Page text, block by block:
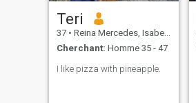
Teri
37 • Reina Mercedes, Isabela, Philippines
Cherchant: Homme 35 - 47
I like pizza with pineapple.